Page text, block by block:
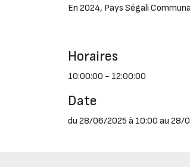
En 2024, Pays Ségali
Horaires
10:00:00 - 12:00:00
Date
du 28/06/2025 à 10:00 au 28/